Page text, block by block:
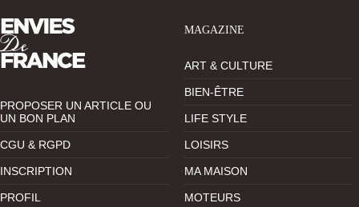
PROPOSER UN ARTICLE OU
UN BON PLAN
CGU & RGPD
INSCRIPTION
PROFIL
MAGAZINE
ART & CULTURE
BIEN-ÊTRE
LIFE STYLE
LOISIRS
MA MAISON
MOTEURS